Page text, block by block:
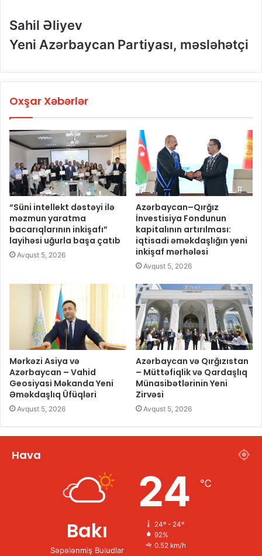
Sahil Əliyev
Yeni Azərbaycan Partiyası, məsləhətçi
Oxşar Xəbərlər
“Süni intellekt dəstəyi ilə
məzmun yaratma
bacarıqlarının inkişafı”
layihəsi uğurla başa çatıb
Avqust 5, 2026
Azərbaycan–Qırğız
İnvestisiya Fondunun
kapitalının artırılması:
iqtisadi əməkdaşlığın yeni
inkişaf mərhələsi
Avqust 5, 2026
Mərkəzi Asiya və
Azərbaycan – Vahid
Geosiyasi Məkanda Yeni
Əməkdaşlıq Üfüqləri
Avqust 5, 2026
Azərbaycan və Qırğızıstan
– Müttəfiqlik və Qardaşlıq
Münasibətlərinin Yeni
Zirvəsi
Avqust 5, 2026
Hava
Bakı
Səpələnmiş Buludlar
24 ℃
24º - 24º
92%
0.52 km/h